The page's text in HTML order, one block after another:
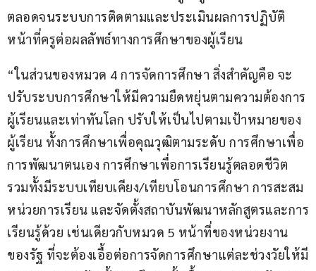
ตลอดจนระบบการติดตามและประเมินผลการปฏิบัติ
หน้าที่ครูต่อผลลัพธ์ทางการศึกษาของผู้เรียน
“ในส่วนของหมวด 4 การจัดการศึกษา สิ่งสำคัญคือ จะ
ปรับระบบการศึกษาให้มีความยืดหยุ่นตามความต้องการ
ผู้เรียนและเท่าทันโลก ปรับให้เป็นไปตามเป้าหมายของ
ผู้เรียน ทั้งการศึกษาเพื่อคุณวุฒิตามระดับ การศึกษาเพื่อ
การพัฒนาตนเอง การศึกษาเพื่อการเรียนรู้ตลอดชีวิต
รวมทั้งมีระบบเทียบเคียง/เทียบโอนการศึกษา การสะสม
หน่วยการเรียน และจัดตั้งสถาบันพัฒนาหลักสูตรและการ
เรียนรู้ด้วย เช่นเดียวกับหมวด 5 หน้าที่ของหน่วยงาน
ของรัฐ ที่จะต้องเอื้อต่อการจัดการศึกษาแต่ละช่วงวัยให้มี